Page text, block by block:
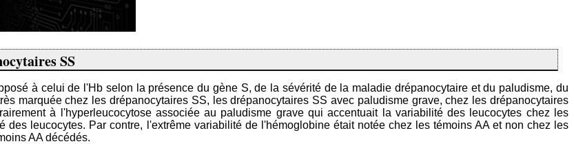
SS
à celui de l'Hb selon la présence du gène S, de la sévérité de la maladie drépanocytaire et du paludisme, du
marquée chez les drépanocytaires SS, les drépanocytaires SS avec paludisme grave, chez les drépanocytaires
à l'hyperleucocytose associée au paludisme grave qui accentuait la variabilité des leucocytes chez les
leucocytes. Par contre, l'extrême variabilité de l'hémoglobine était notée chez les témoins AA et non chez les
AA décédés.